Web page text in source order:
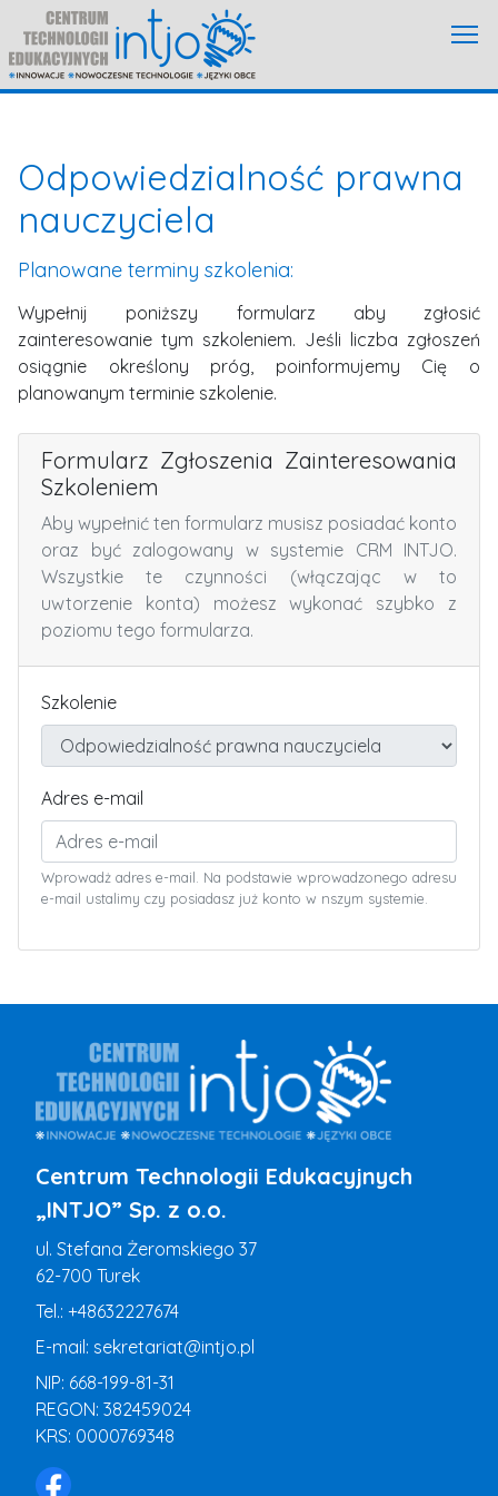
Odpowiedzialność prawna
nauczyciela
Planowane terminy szkolenia:
Wypełnij poniższy formularz aby zgłosić
zainteresowanie tym szkoleniem. Jeśli liczba zgłoszeń
osiągnie określony próg, poinformujemy Cię o
planowanym terminie szkolenie.
Formularz Zgłoszenia Zainteresowania
Szkoleniem
Aby wypełnić ten formularz musisz posiadać konto
oraz być zalogowany w systemie CRM INTJO.
Wszystkie te czynności (włączając w to
uwtorzenie konta) możesz wykonać szybko z
poziomu tego formularza.
Szkolenie
Adres e-mail
Wprowadż adres e-mail. Na podstawie wprowadzonego adresu
e-mail ustalimy czy posiadasz już konto w nszym systemie.
Centrum Technologii Edukacyjnych
„INTJO” Sp. z o.o.
ul. Stefana Żeromskiego 37
62-700 Turek
Tel.: +48632227674
E-mail: sekretariat@intjo.pl
NIP: 668-199-81-31
REGON: 382459024
KRS: 0000769348